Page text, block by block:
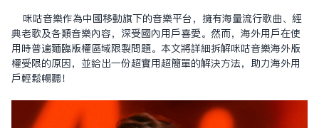
咪咕音樂作為中國移動旗下的音樂平台，擁有海量流行歌曲、經
典老歌及各類音樂內容，深受國內用户喜愛。然而，海外用户在使
用時普遍面臨版權區域限制問題。本文將詳細拆解咪咕音樂海外版
權受限的原因，並給出一份超實用超簡單的解決方法，助力海外用
户輕鬆暢聽！